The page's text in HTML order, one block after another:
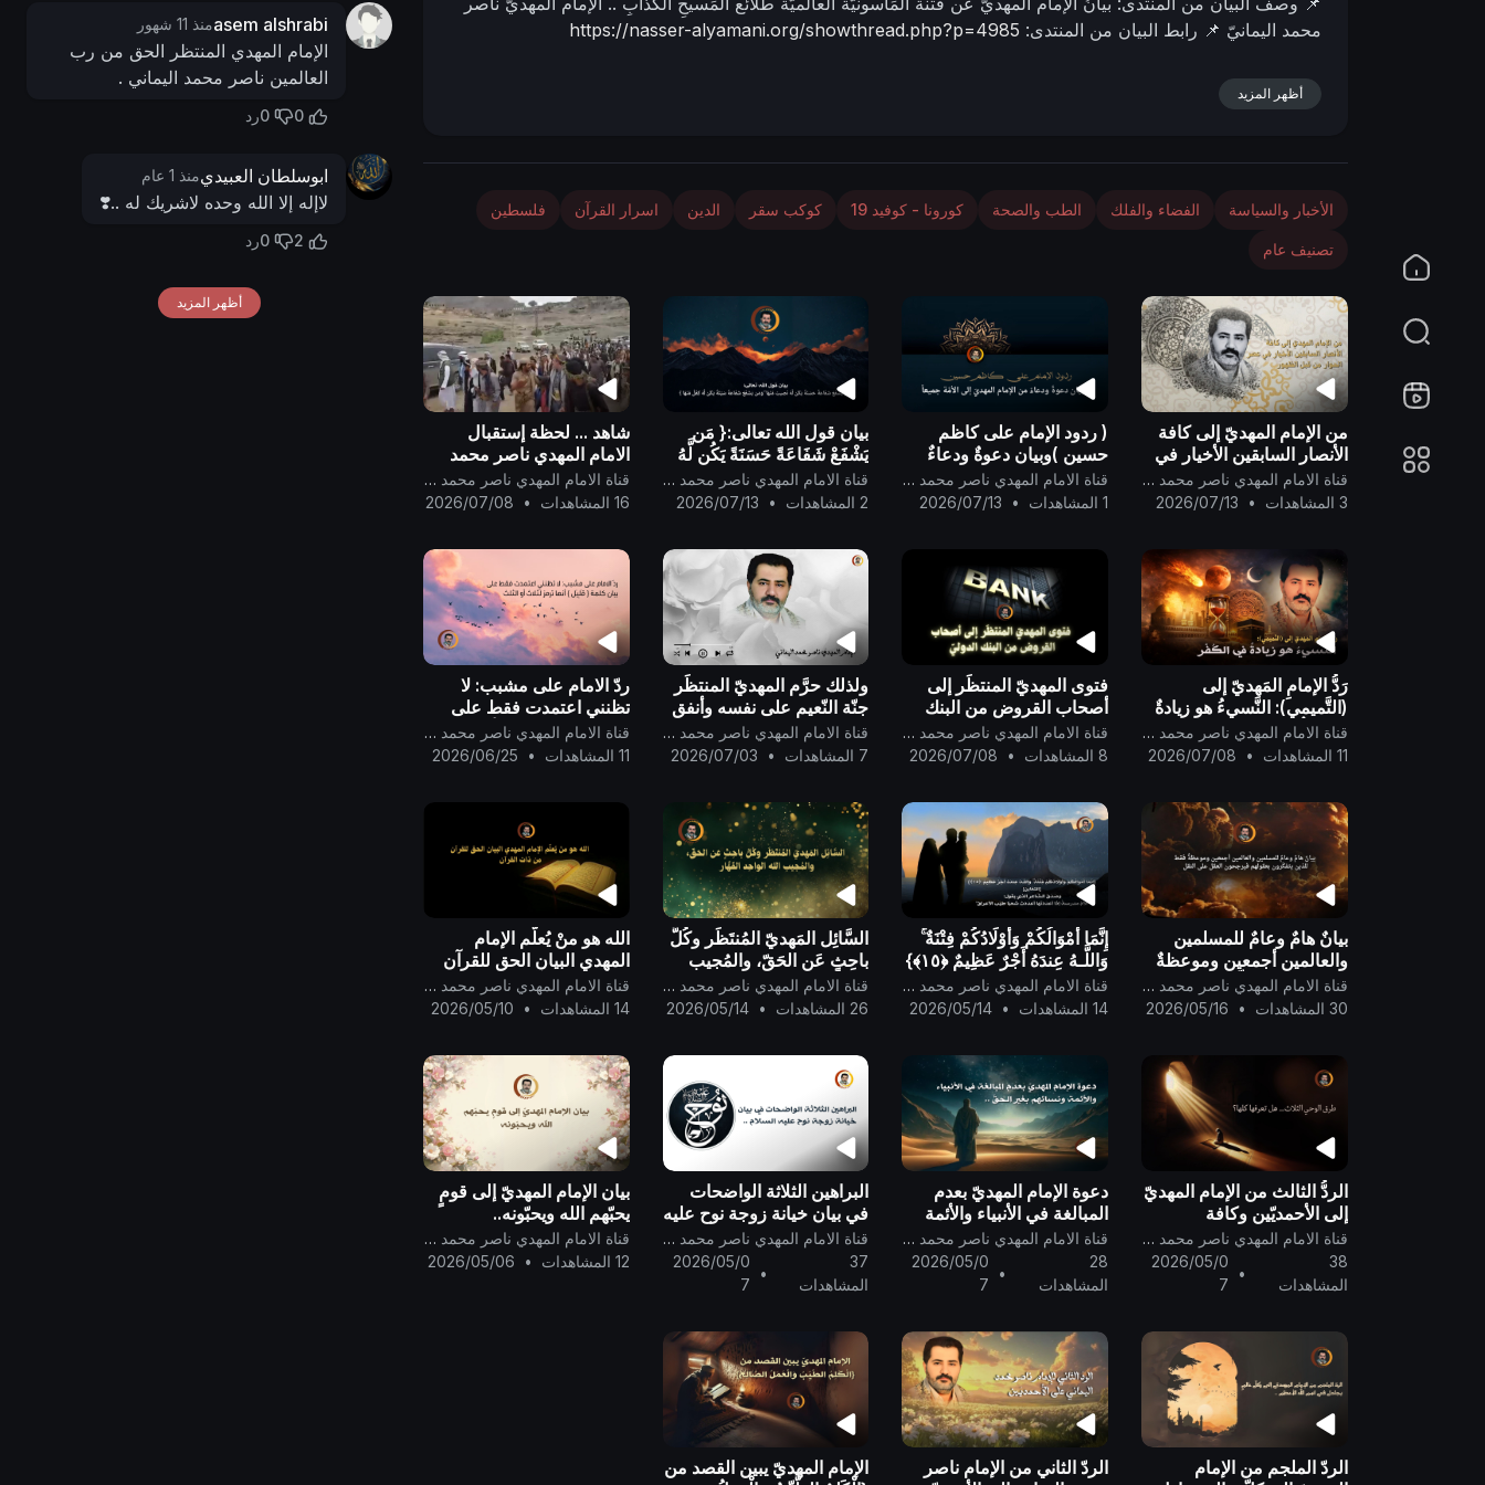
nمحمد اليمانيّ 📌 رابط البيان من المنتدى: https://nasser-alyamani.org/showthread.php?p=4985
أظهر المزيد
الأخبار والسياسة الفضاء والفلك الطب والصحة كورونا - كوفيد 19 كوكب سقر الدين اسرار القرآن فلسطين
تصنيف عام
من الإمام المهديّ إلى كافة
الأنصار السابقين الأخيار في
عصر الحوار من قبل الظهور
..
قناة الامام المهدي ناصر محمد اليماني
3 المشاهدات
•
2026/07/13
( ردود الإمام على كاظم
حسين )وبيان دعوةٌ ودعاءٌ
من الإمام المهديّ إلى الأمَّة
جميعاً ..
قناة الامام المهدي ناصر محمد اليماني
1 المشاهدات
•
2026/07/13
بيان قول الله تعالى:{ مَن
يَشْفَعْ شَفَاعَةً حَسَنَةً يَكُن لَّهُ
نَصِيبٌ مِّنْهَا ۖ وَمَن يَشْفَعْ
شَفَاعَةً سَيِّئَةً يَكُن لَّهُ كِفْلٌ م
قناة الامام المهدي ناصر محمد اليماني
2 المشاهدات
•
2026/07/13
شاهد ... لحظة إستقبال
الامام المهدي ناصر محمد
اليماني !
قناة الامام المهدي ناصر محمد اليماني
16 المشاهدات
•
2026/07/08
رَدُّ الإمامِ المَهديّ إلى
(التَّميمي): النَّسيءُ هو زيادةٌ
في الكُفْر ..
قناة الامام المهدي ناصر محمد اليماني
11 المشاهدات
•
2026/07/08
فتوى المهديّ المنتظَر إلى
أصحاب القروض من البنك
الدوليّ ..
قناة الامام المهدي ناصر محمد اليماني
8 المشاهدات
•
2026/07/08
ولذلك حرَّم المهديّ المنتظَر
جنّة النّعيم على نفسه وأنفق
درجته فيها لجدّه محمد
رسول الله..
قناة الامام المهدي ناصر محمد اليماني
7 المشاهدات
•
2026/07/03
ردّ الامام على مشبب: لا
تظنني اعتمدت فقط على
بيان كلمة { قَلِيْل } أنها ترمز
لثلاث أو الثلث..
قناة الامام المهدي ناصر محمد اليماني
11 المشاهدات
•
2026/06/25
بيانٌ هامٌ وعامٌ للمسلمين
والعالمين أجمعين وموعظةٌ
فقط للذين يتفكّرون بعقولهم
فيرجحون العقل على النقل ..
قناة الامام المهدي ناصر محمد اليماني
30 المشاهدات
•
2026/05/16
إِنَّمَا أَمْوَالُكُمْ وَأَوْلَادُكُمْ فِتْنَةٌ ۚ
وَاللَّـهُ عِندَهُ أَجْرٌ عَظِيمٌ ﴿١٥﴾}
[التغابن]..
قناة الامام المهدي ناصر محمد اليماني
14 المشاهدات
•
2026/05/14
السَّائِل المَهديّ المُنتَظَر وكُلُّ
باحِثٍ عَن الحَقّ، والمُجيب
الله الواحِد القَهَّار ..
قناة الامام المهدي ناصر محمد اليماني
26 المشاهدات
•
2026/05/14
الله هو منْ يُعلّم الإمام
المهدي البيان الحق للقرآن
من ذات القرآن ..
قناة الامام المهدي ناصر محمد اليماني
14 المشاهدات
•
2026/05/10
الردُّ الثالث من الإمام المهديّ
إلى الأحمديّين وكافة
المسلمين والنّصارى والناس
أجمعين ..
قناة الامام المهدي ناصر محمد اليماني
38
المشاهدات
•
2026/05/0
7
دعوة الإمام المهديّ بعدم
المبالغة في الأنبياء والأئمة
ونسائهم بغير الحقّ ..
قناة الامام المهدي ناصر محمد اليماني
28
المشاهدات
•
2026/05/0
7
البراهين الثلاثة الواضحات
في بيان خيانة زوجة نوح عليه
السلام ..
قناة الامام المهدي ناصر محمد اليماني
37
المشاهدات
•
2026/05/0
7
بيان الإمام المهديّ إلى قومٍ
يحبّهم الله ويحبّونه..
قناة الامام المهدي ناصر محمد اليماني
12 المشاهدات
•
2026/05/06
الردّ الملجم من الإمام
الردّ الثاني من الإمام ناصر
الإمام المهديّ يبين القصد من
asem alshrabiمنذ 11 شهور
الإمام المهدي المنتظر الحق من رب
العالمين ناصر محمد اليماني .
0
0رد
ابوسلطان العبيديمنذ 1 عام
لاإله إلا الله وحده لاشريك له ..❣️
2
0رد
أظهر المزيد